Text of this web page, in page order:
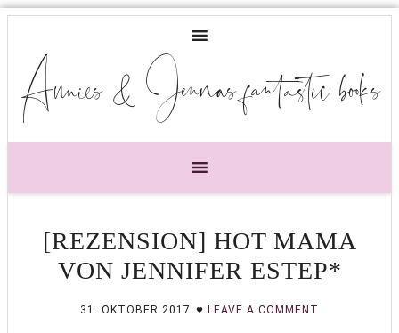
Annies & Jennas fantastic books
[REZENSION] HOT MAMA
VON JENNIFER ESTEP*
31. OKTOBER 2017 LEAVE A COMMENT